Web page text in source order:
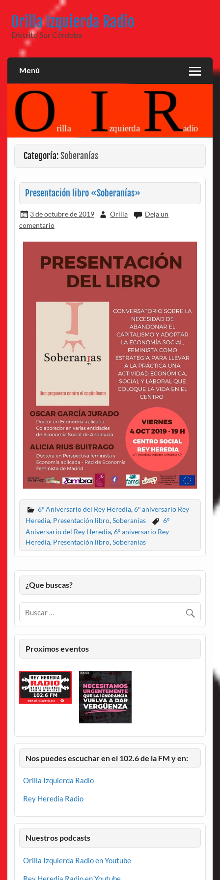
contenido
Orilla Izquierda Radio
Distrito Sur Córdoba
Menú
Categoría:Soberanías
Presentación libro «Soberanías»
3 de octubre de 2019 Orilla
Deja un
comentario
6º Aniversario del Rey Heredia,6º aniversario Rey
Heredia, Presentación libro,Soberanías
6º
Aniversario del Rey Heredia,6º aniversario Rey
Heredia, Presentación libro,Soberanías
¿Que buscas?
Proximos eventos
Nos puedes escuchar en el 102.6 de la FM y en:
Orilla Izquierda Radio
Rey Heredia Radio
Nuestros podcasts
Orilla Izquierda Radio en Youtube